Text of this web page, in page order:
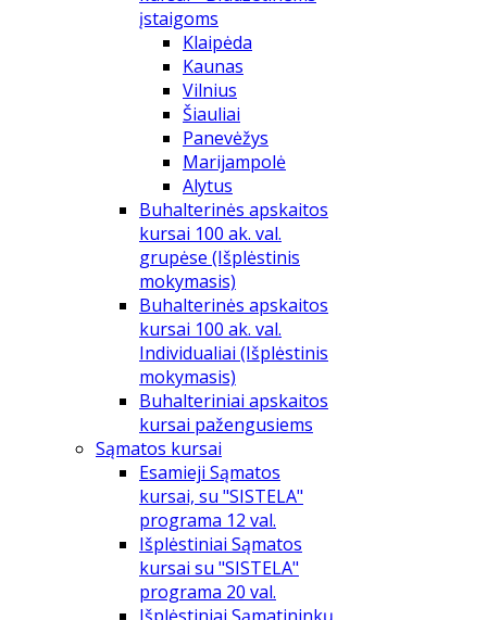
įstaigoms
Klaipėda
Kaunas
Vilnius
Šiauliai
Panevėžys
Marijampolė
Alytus
Buhalterinės apskaitos
kursai 100 ak. val.
grupėse (Išplėstinis
mokymasis)
Buhalterinės apskaitos
kursai 100 ak. val.
Individualiai (Išplėstinis
mokymasis)
Buhalteriniai apskaitos
kursai pažengusiems
Sąmatos kursai
Esamieji Sąmatos
kursai, su "SISTELA"
programa 12 val.
Išplėstiniai Sąmatos
kursai su "SISTELA"
programa 20 val.